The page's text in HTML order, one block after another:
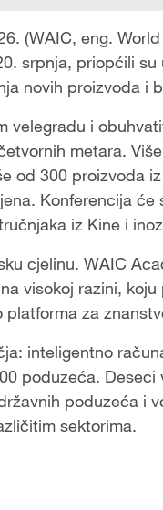
(WAIC, eng.
srpnja, priopćili su
novih proizvoda i
velegradu i
metara.
od 300 proizvoda
Konferencija će
iz Kine i
cjelinu. WAIC
visokoj razini,
za
inteligentno
poduzeća.
poduzeća i
sektorima.